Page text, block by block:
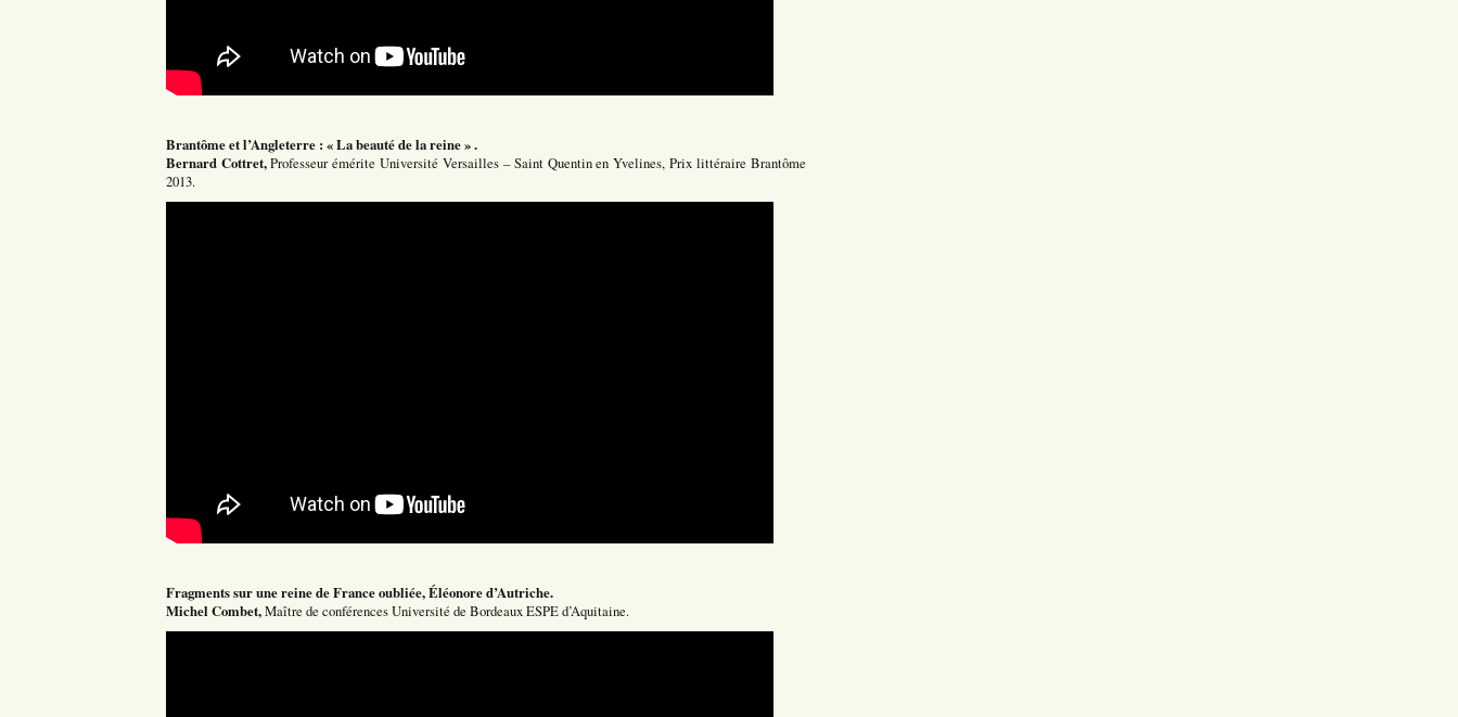
Brantôme et l’Angleterre : « La beauté de la reine » .
Bernard Cottret,Professeur émérite Université Versailles – Saint Quentin en Yvelines, Prix littéraire Brantôme
2013.
Fragments sur une reine de France oubliée, Éléonore d’Autriche.
Michel Combet,Maître de conférences Université de Bordeaux ESPE d’Aquitaine.